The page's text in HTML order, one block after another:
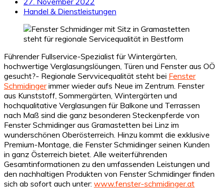
Handel & Dienstleistungen
Führender Fullservice-Spezialist für Wintergärten,
hochwertige Verglasungslöungen, Türen und Fenster aus OÖ
gesucht?- Regionale Servvicequalität steht bei Fenster
Schmidingerimmer wieder aufs Neue im Zentrum. Fenster
aus Kunststoff, Sommergärten, Wintergärten und
hochqualitative Verglasungen für Balkone und Terrassen
nach Maß sind die ganz besonderen Steckenpferde von
Fenster Schmidinger aus Gramastetten bei Linz im
wunderschönen Oberösterreich. Hinzu kommt die exklusive
Premium-Montage, die Fenster Schmidinger seinen Kunden
in ganz Österreich bietet. Alle weiterführenden
Gesamtinformationen zu den umfassenden Leistungen und
den nachhaltigen Produkten von Fenster Schmidinger finden
sich ab sofort auch unter: www.fenster-schmidinger.at